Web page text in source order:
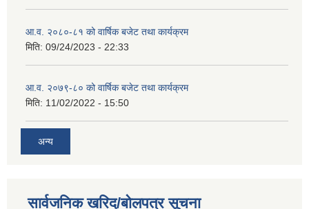
आ.व. २०८०-८१ को वार्षिक बजेट तथा कार्यक्रम
मिति: 09/24/2023 - 22:33
आ.व. २०७९-८० को वार्षिक बजेट तथा कार्यक्रम
मिति: 11/02/2022 - 15:50
अन्य
सार्वजनिक खरिद/बोलपत्र सूचना